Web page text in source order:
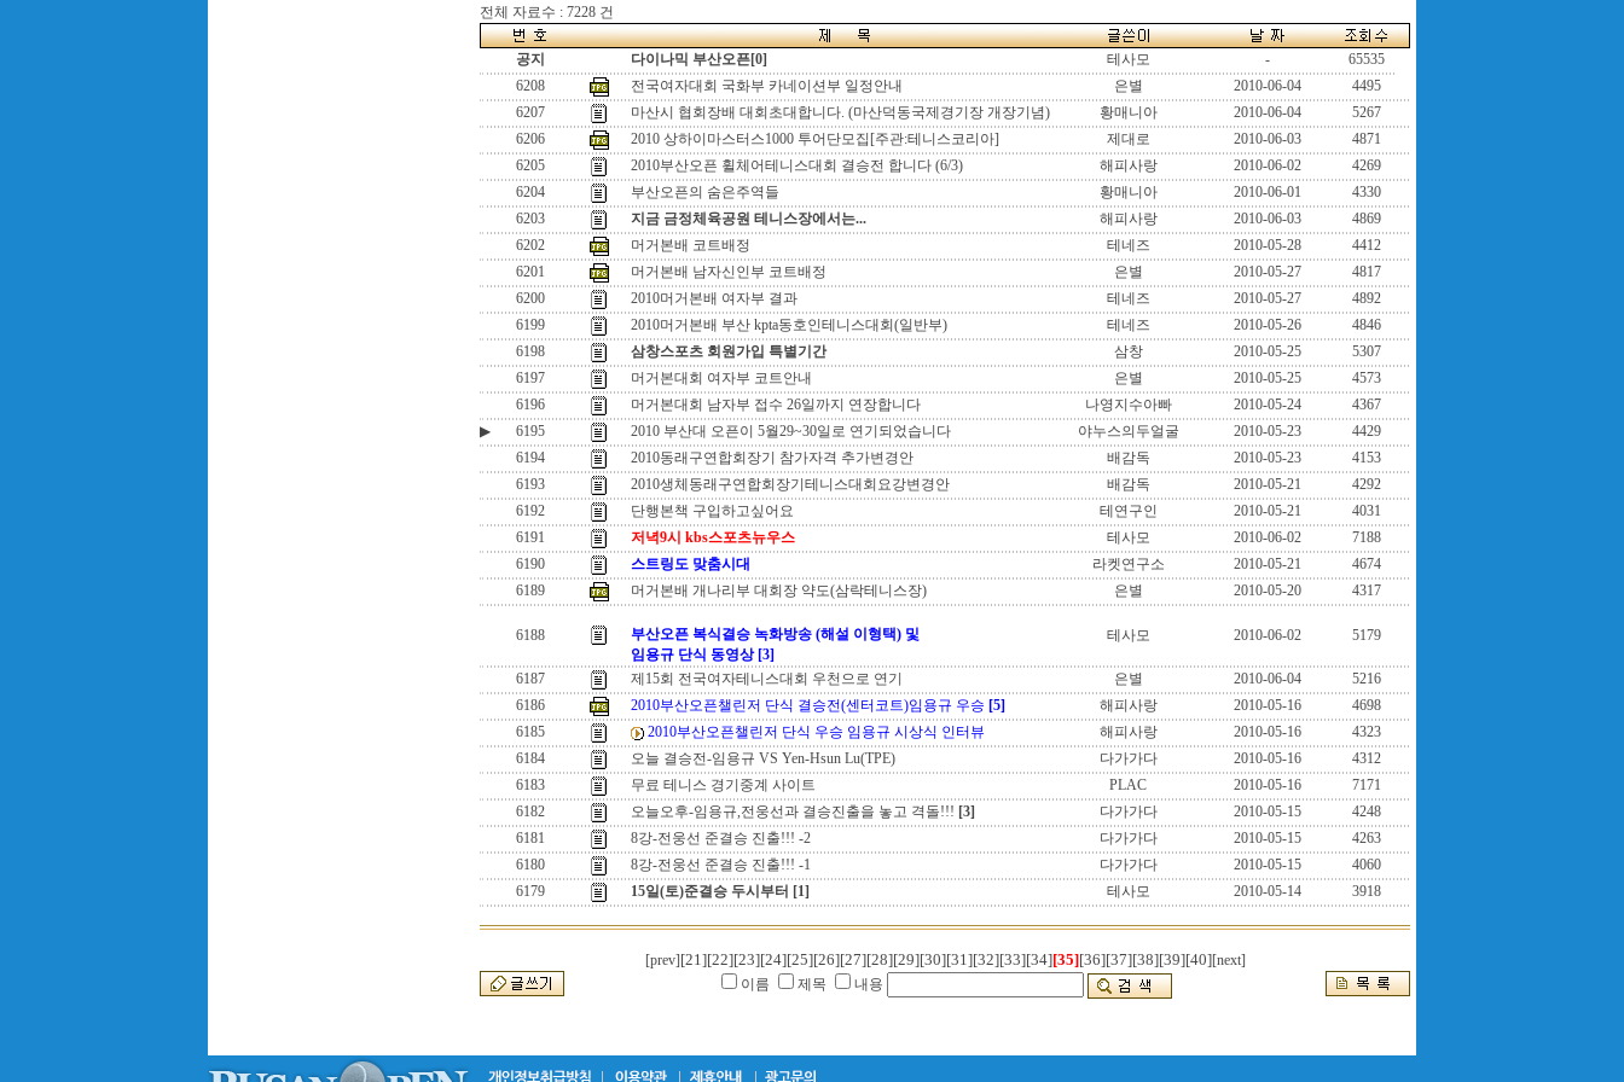
전체 자료수 : 7228 건
공지 다이나믹 부산오픈[0] 테사모 -
65535
6208
전국여자대회 국화부 카네이션부 일정안내 은별 2010-06-04
4495
6207
마산시 협회장배 대회초대합니다. (마산덕동국제경기장 개장기념) 황매니아 2010-06-04
5267
6206
2010 상하이마스터스1000 투어단모집[주관:테니스코리아] 제대로 2010-06-03
4871
6205
2010부산오픈 휠체어테니스대회 결승전 합니다 (6/3) 해피사랑 2010-06-02
4269
6204
부산오픈의 숨은주역들 황매니아 2010-06-01
4330
6203
지금 금정체육공원 테니스장에서는... 해피사랑 2010-06-03
4869
6202
머거본배 코트배정 테네즈 2010-05-28
4412
6201
머거본배 남자신인부 코트배정 은별 2010-05-27
4817
6200
2010머거본배 여자부 결과 테네즈 2010-05-27
4892
6199
2010머거본배 부산 kpta동호인테니스대회(일반부) 테네즈 2010-05-26
4846
6198
삼창스포츠 회원가입 특별기간 삼창 2010-05-25
5307
6197
머거본대회 여자부 코트안내 은별 2010-05-25
4573
6196
머거본대회 남자부 접수 26일까지 연장합니다 나영지수아빠 2010-05-24
4367
▶
6195 2010 부산대 오픈이 5월29~30일로 연기되었습니다 야누스의두얼굴 2010-05-23
4429
6194
2010동래구연합회장기 참가자격 추가변경안 배감독 2010-05-23
4153
6193
2010생체동래구연합회장기테니스대회요강변경안 배감독 2010-05-21
4292
6192
단행본책 구입하고싶어요 테연구인 2010-05-21
4031
6191
저녁9시 kbs스포츠뉴우스 테사모 2010-06-02
7188
6190
스트링도 맞춤시대 라켓연구소 2010-05-21
4674
6189
머거본배 개나리부 대회장 약도(삼락테니스장) 은별 2010-05-20 4317
6188
부산오픈 복식결승 녹화방송 (해설 이형택) 및
임용규 단식 동영상 [3]
테사모 2010-06-02 5179
6187 제15회 전국여자테니스대회 우천으로 연기 은별 2010-06-04
5216
6186
2010부산오픈챌린저 단식 결승전(센터코트)임용규 우승 [5] 해피사랑 2010-05-16
4698
6185
2010부산오픈챌린저 단식 우승 임용규 시상식 인터뷰 해피사랑 2010-05-16
4323
6184
오늘 결승전-임용규 VS Yen-Hsun Lu(TPE) 다가가다 2010-05-16
4312
6183
무료 테니스 경기중계 사이트 PLAC 2010-05-16
7171
6182
오늘오후-임용규,전웅선과 결승진출을 놓고 격돌!!! [3] 다가가다 2010-05-15
4248
6181
8강-전웅선 준결승 진출!!! -2 다가가다 2010-05-15
4263
6180
8강-전웅선 준결승 진출!!! -1 다가가다 2010-05-15
4060
6179
15일(토)준결승 두시부터 [1] 테사모 2010-05-14 3918
[prev] [21][22][23][24][25][26][27][28][29][30][31][32][33][34][35][36][37][38][39][40][next]
이름
제목 내용